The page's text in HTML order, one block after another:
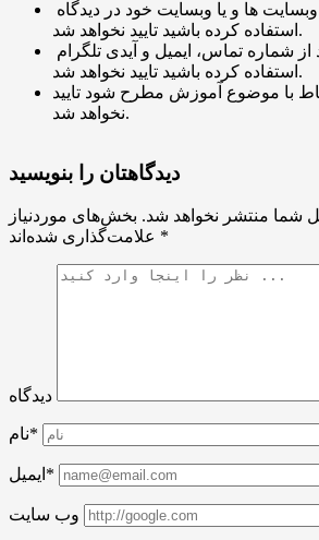
استفاده کرده باشید تایید نخواهد شد.
استفاده کرده باشید تایید نخواهد شد.
با موضوع آموزش مطرح شود تایید
نخواهد شد.
دیدگاهتان را بنویسید
شما منتشر نخواهد شد. بخش‌های موردنیاز
*
دیدگاه
نام*
ایمیل*
وب سایت